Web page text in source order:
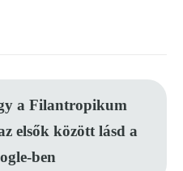
a Filantropikum
elsők között lásd a
ben